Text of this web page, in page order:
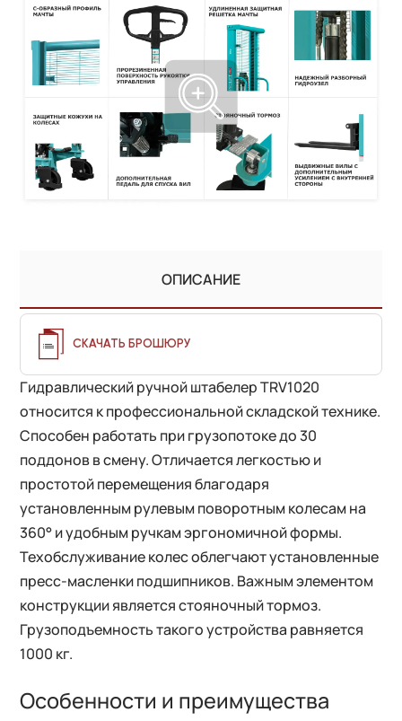
ОПИСАНИЕ
СКАЧАТЬ БРОШЮРУ
Гидравлический ручной штабелер TRV1020
относится к профессиональной складской технике.
Способен работать при грузопотоке до 30
поддонов в смену. Отличается легкостью и
простотой перемещения благодаря
установленным рулевым поворотным колесам на
360° и удобным ручкам эргономичной формы.
Техобслуживание колес облегчают установленные
пресс-масленки подшипников. Важным элементом
конструкции является стояночный тормоз.
Грузоподъемность такого устройства равняется
1000 кг.
Особенности и преимущества